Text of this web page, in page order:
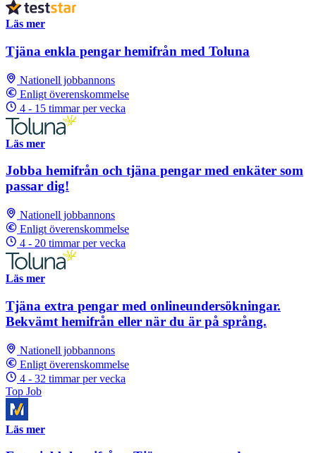
Läs mer
Tjäna enkla pengar hemifrån med Toluna
Nationell jobbannons
Enligt överenskommelse
4 - 15 timmar per vecka
Läs mer
Jobba hemifrån och tjäna pengar med enkäter som
passar dig!
Nationell jobbannons
Enligt överenskommelse
4 - 20 timmar per vecka
Läs mer
Tjäna extra pengar med onlineundersökningar.
Bekvämt hemifrån eller när du är på språng.
Nationell jobbannons
Enligt överenskommelse
4 - 32 timmar per vecka
Top Job
Läs mer